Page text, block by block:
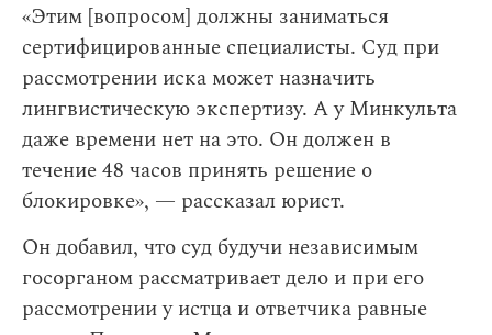
«Этим [вопросом] должны заниматься
сертифицированные специалисты. Суд при
рассмотрении иска может назначить
лингвистическую экспертизу. А у Минкульта
даже времени нет на это. Он должен в
течение 48 часов принять решение о
блокировке», — рассказал юрист.
Он добавил, что суд будучи независимым
госорганом рассматривает дело и при его
рассмотрении у истца и ответчика равные